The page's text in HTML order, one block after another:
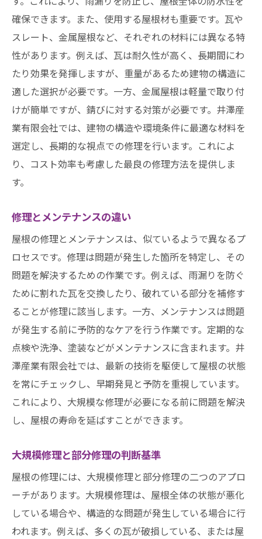
確保できます。また、使用する屋根材も重要です。瓦や
スレート、金属屋根など、それぞれの材料には異なる特
性があります。例えば、瓦は耐久性が高く、長期間にわ
たり効果を発揮しますが、重量があるため建物の構造に
適した選択が必要です。一方、金属屋根は軽量で取り付
けが簡単ですが、錆びに対する対策が必要です。井澤産
業有限会社では、建物の構造や環境条件に最適な材料を
選定し、長期的な視点での修理を行います。これによ
り、コスト効率も考慮した最良の修理方法を提供しま
す。
修理とメンテナンスの違い
屋根の修理とメンテナンスは、似ているようで異なるプ
ロセスです。修理は問題が発生した箇所を特定し、その
問題を解決するための作業です。例えば、雨漏りを防ぐ
ために割れた瓦を交換したり、破れている部分を補修す
ることが修理に該当します。一方、メンテナンスは問題
が発生する前に予防的なケアを行う作業です。定期的な
点検や洗浄、塗装などがメンテナンスに含まれます。井
澤産業有限会社では、最新の技術を駆使して屋根の状態
を常にチェックし、早期発見と予防を重視しています。
これにより、大規模な修理が必要になる前に問題を解決
し、屋根の寿命を延ばすことができます。
大規模修理と部分修理の判断基準
屋根の修理には、大規模修理と部分修理の二つのアプロ
ーチがあります。大規模修理は、屋根全体の状態が悪化
している場合や、構造的な問題が発生している場合に行
われます。例えば、多くの瓦が破損している、または屋